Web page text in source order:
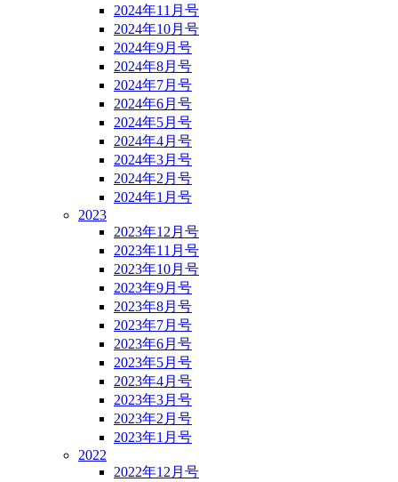
2024年11月号
2024年10月号
2024年9月号
2024年8月号
2024年7月号
2024年6月号
2024年5月号
2024年4月号
2024年3月号
2024年2月号
2024年1月号
2023
2023年12月号
2023年11月号
2023年10月号
2023年9月号
2023年8月号
2023年7月号
2023年6月号
2023年5月号
2023年4月号
2023年3月号
2023年2月号
2023年1月号
2022
2022年12月号